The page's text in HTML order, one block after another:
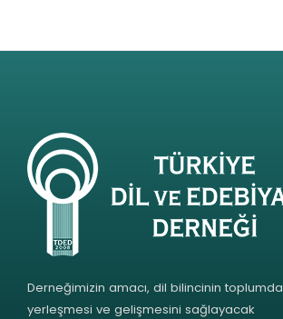
Derneğimizin amacı, dil bilincinin toplumda
yerleşmesi ve gelişmesini sağlayacak